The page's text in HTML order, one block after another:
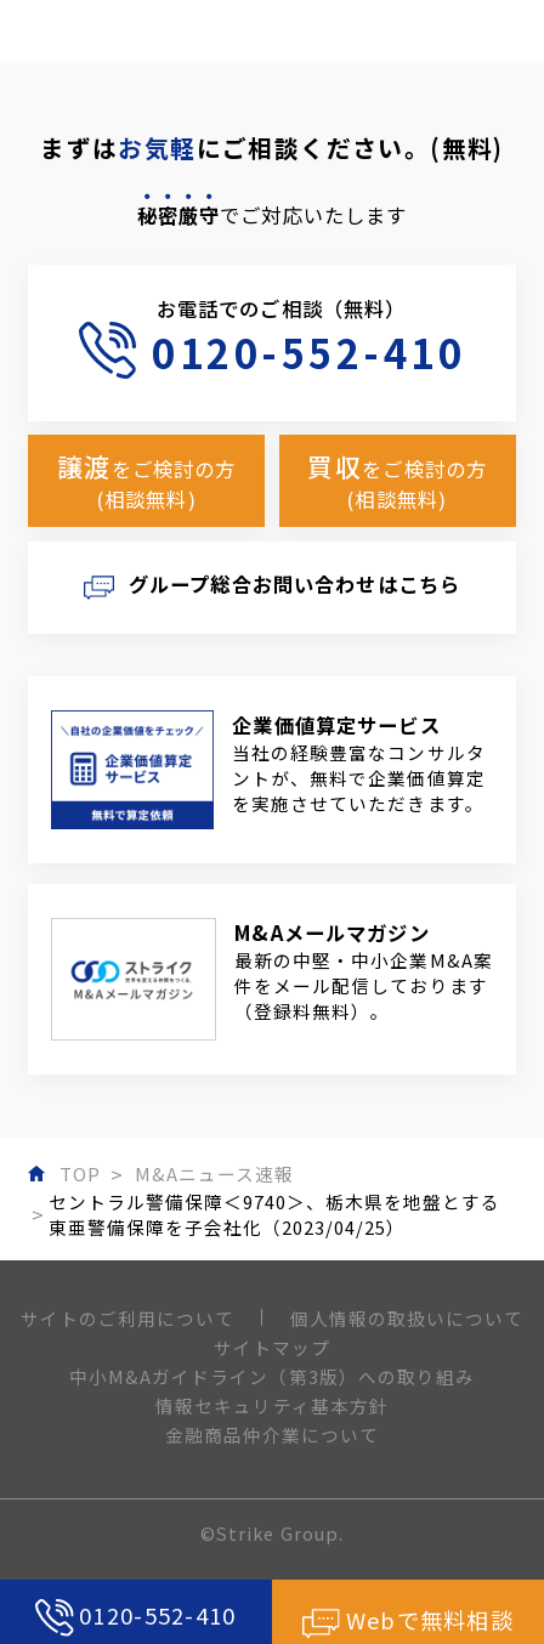
0120-552-410 Webで無料相談
まずはお気軽にご相談ください。(無料)
秘密厳守でご対応いたします
お電話でのご相談（無料）
0120-552-410
譲渡をご検討の方
(相談無料)
買収をご検討の方
(相談無料)
グループ総合お問い合わせはこちら
企業価値算定サービス
当社の経験豊富なコンサルタ
ントが、無料で企業価値算定
を実施させていただきます。
M&Aメールマガジン
最新の中堅・中小企業M&A案
件をメール配信しております
（登録料無料）。
TOP
M&Aニュース速報
セントラル警備保障＜9740＞、栃木県を地盤とする
東亜警備保障を子会社化（2023/04/25）
サイトのご利用について
個人情報の取扱いについて
サイトマップ
中小M&Aガイドライン（第3版）への取り組み
情報セキュリティ基本方針
金融商品仲介業について
©Strike Group.